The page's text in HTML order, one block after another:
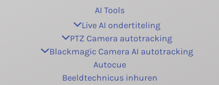
AI Tools
Live AI ondertiteling
PTZ Camera autotracking
Blackmagic Camera AI autotracking
Autocue
Beeldtechnicus inhuren